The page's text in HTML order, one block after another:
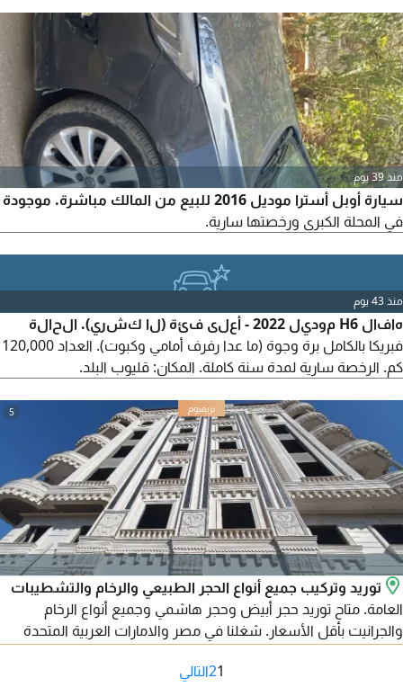
منذ 39 يوم
سيارة أوبل أسترا موديل 2016 للبيع من المالك مباشرة. موجودة
في المحلة الكبرى ورخصتها سارية.
منذ 43 يوم
هافال H6 موديل 2022 - أعلى فئة (لا كشري). الحالة
فبريكا بالكامل برة وجوة (ما عدا رفرف أمامي وكبوت). العداد 120,000
كم. الرخصة سارية لمدة سنة كاملة. المكان: قليوب البلد.
5
توريد وتركيب جميع أنواع الحجر الطبيعي والرخام والتشطيبات
العامة. متاح توريد حجر أبيض وحجر هاشمي وجميع أنواع الرخام
والجرانيت بأقل الأسعار. شغلنا في مصر والامارات العربية المتحدة
1
2التالي